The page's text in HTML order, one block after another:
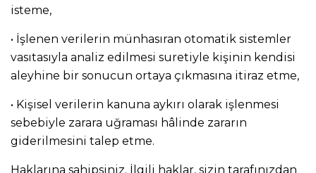
isteme,
• İşlenen verilerin münhasıran otomatik sistemler
vasıtasıyla analiz edilmesi suretiyle kişinin kendisi
aleyhine bir sonucun ortaya çıkmasına itiraz etme,
• Kişisel verilerin kanuna aykırı olarak işlenmesi
sebebiyle zarara uğraması hâlinde zararın
giderilmesini talep etme.
Haklarına sahipsiniz. İlgili haklar, sizin tarafınızdan